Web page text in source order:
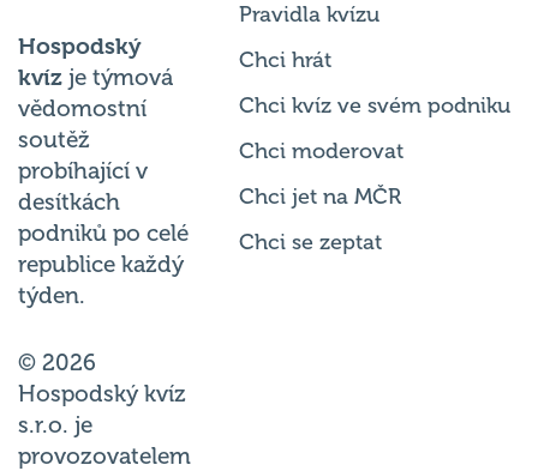
Hospodský
kvíz je týmová
vědomostní
soutěž
probíhající v
desítkách
podniků po celé
republice každý
týden.
© 2026
Hospodský kvíz
s.r.o. je
provozovatelem
Pravidla kvízu
Chci hrát
Chci kvíz ve svém podniku
Chci moderovat
Chci jet na MČR
Chci se zeptat